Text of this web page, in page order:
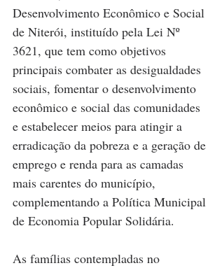
Desenvolvimento Econômico e Social
de Niterói, instituído pela Lei Nº
3621, que tem como objetivos
principais combater as desigualdades
sociais, fomentar o desenvolvimento
econômico e social das comunidades
e estabelecer meios para atingir a
erradicação da pobreza e a geração de
emprego e renda para as camadas
mais carentes do município,
complementando a Política Municipal
de Economia Popular Solidária.
As famílias contempladas no